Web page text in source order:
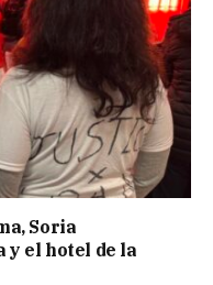
Soria
y el hotel de la